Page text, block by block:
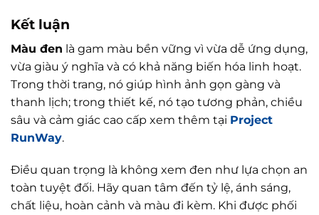
Kết luận
Màu đen là gam màu bền vững vì vừa dễ ứng dụng,
vừa giàu ý nghĩa và có khả năng biến hóa linh hoạt.
Trong thời trang, nó giúp hình ảnh gọn gàng và
thanh lịch; trong thiết kế, nó tạo tương phản, chiều
sâu và cảm giác cao cấp xem thêm tại Project
RunWay.
Điều quan trọng là không xem đen như lựa chọn an
toàn tuyệt đối. Hãy quan tâm đến tỷ lệ, ánh sáng,
chất liệu, hoàn cảnh và màu đi kèm. Khi được phối